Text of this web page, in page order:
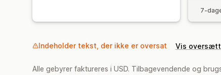
7-
Indeholder tekst, der ikke er oversat Vis
Alle gebyrer faktureres i USD. Tilbagevendende og